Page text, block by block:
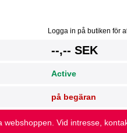
Logga in på butiken för
--,-- SEK
Active
på begäran
webshoppen. Vid intresse,